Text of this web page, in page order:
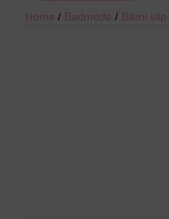
Home / Badmode / Bikini slip